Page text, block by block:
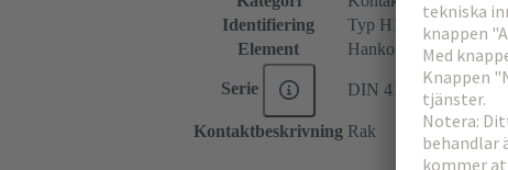
Identifiering
Typ H15
Element
Hankontaktdon
Serie DIN 41612
Kontaktbeskrivning Rak